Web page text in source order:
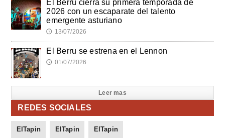
El Berru cierra su primera temporada de
2026 con un escaparate del talento
emergente asturiano
🕔 13/07/2026
El Berru se estrena en el Lennon
🕔 01/07/2026
Leer mas
REDES SOCIALES
ElTapin ElTapin ElTapin